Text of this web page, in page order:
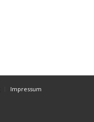
Impressum